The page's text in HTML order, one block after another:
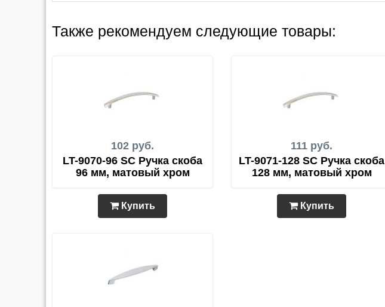
Также рекомендуем следующие товары:
102 руб.
LT-9070-96 SC Ручка скоба
96 мм, матовый хром
Купить
111 руб.
LT-9071-128 SC Ручка скоба
128 мм, матовый хром
Купить